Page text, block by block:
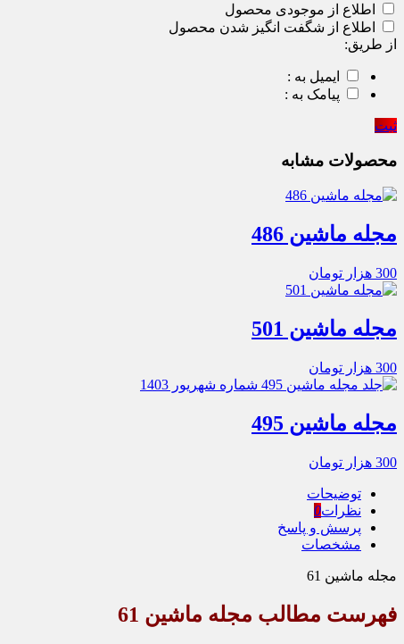
اطلاع از موجودی محصول
اطلاع از شگفت انگیز شدن محصول
از طریق:
ایمیل به :
پیامک به :
ثبت
محصولات مشابه
مجله ماشین 486
300 هزار تومان
مجله ماشین 501
300 هزار تومان
مجله ماشین 495
300 هزار تومان
توضیحات
نظرات0
پرسش و پاسخ
مشخصات
مجله ماشین 61
فهرست مطالب مجله ماشین 61